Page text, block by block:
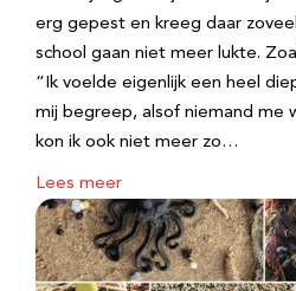
erg gepest en kreeg daar
school gaan niet meer lukte.
“Ik voelde eigenlijk een heel
mij begreep, alsof niemand me
kon ik ook niet meer zo…
Lees meer